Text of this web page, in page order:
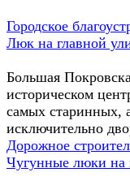
Городское
Люк на главной
Большая
историческом
самых старинных,
исключительно
Дорожное
Чугунные люки на